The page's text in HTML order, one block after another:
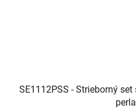
SE1112PSS - Strieborný